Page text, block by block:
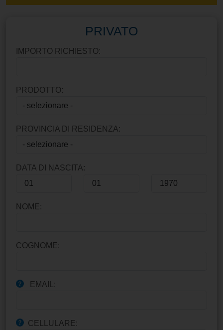
PRIVATO
IMPORTO RICHIESTO:
PRODOTTO:
PROVINCIA DI RESIDENZA:
DATA DI NASCITA:
NOME:
COGNOME:
EMAIL:
CELLULARE: